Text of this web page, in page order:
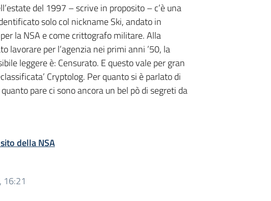
del 1997 – scrive in proposito – c’è una
solo col nickname Ski, andato in
la NSA e come crittografo militare. Alla
lavorare per l’agenzia nei primi anni ’50, la
leggere è: Censurato. E questo vale per gran
Cryptolog. Per quanto si è parlato di
pare ci sono ancora un bel pò di segreti da
della NSA